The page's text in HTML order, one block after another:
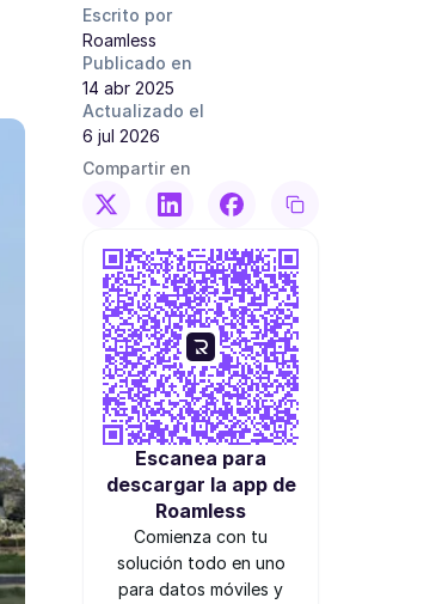
Escrito por
Roamless
Publicado en
14 abr 2025
Actualizado el
6 jul 2026
Compartir en
Escanea para
descargar la app de
Roamless
Comienza con tu
solución todo en uno
para datos móviles y